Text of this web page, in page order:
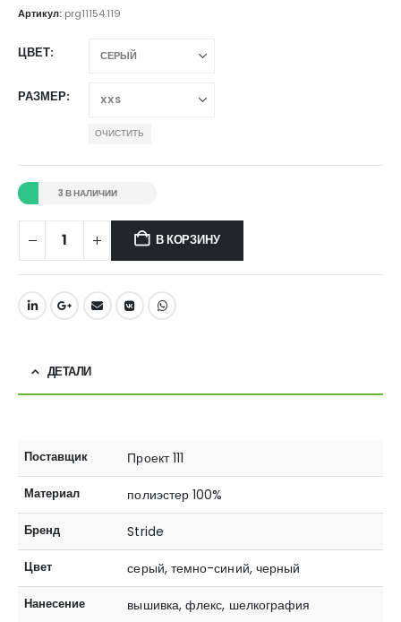
Артикул: prg11154.119
ЦВЕТ
РАЗМЕР
ОЧИСТИТЬ
3 В НАЛИЧИИ
В КОРЗИНУ
ДЕТАЛИ
Поставщик Проект 111
Материал полиэстер 100%
Бренд Stride
Цвет серый, темно-синий, черный
Нанесение вышивка, флекс, шелкография